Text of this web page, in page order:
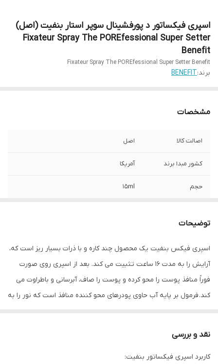
اسپری فیکساتور د پورفشینال سوپر استار بنفیت (اصل)
Fixateur Spray The POREfessional Super Setter
Benefit
Fixateur Spray The POREfessional Super Setter Benefit
برند:BENEFIT
مشخصات
اصالت کالا اصل
کشور مبدا برند آمریکا
حجم 15ml
توضیحات
اسپری فیکس بنفیت یک محصول چند کاره و با ذرات بسیار ریز است که،
آرایش را به مدت 16 ساعت تثبیت می کند. بعد از اسپری روی صورت
فوراً منافذ پوست را محو کرده و پوست را صاف، آبرسانی و باطراوت می
کند. فرمول بر پایه آب حاوی پودرهای محو کننده منافذ است که نور را به
خواهد داشت ( برق پوست و رفلکس نور گرفته می شود). نازل این
اسپری با حالتی نرم و یکنواخت و بدون قطره قطره شدن باعث پخش
نقد و بررسی
کاربرد اسپری فیکساتور بنفیت: